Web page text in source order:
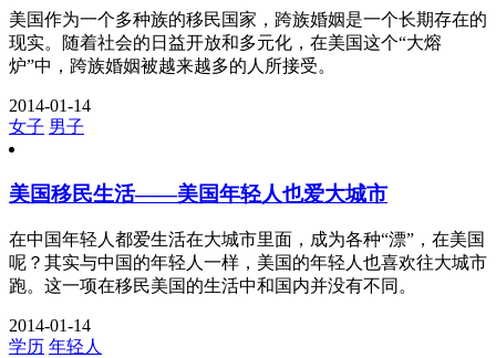
美国作为一个多种族的移民国家，跨族婚姻是一个长期存在的
现实。随着社会的日益开放和多元化，在美国这个“大熔
炉”中，跨族婚姻被越来越多的人所接受。
2014-01-14
女子 男子
美国移民生活——美国年轻人也爱大城市
在中国年轻人都爱生活在大城市里面，成为各种“漂”，在美国
呢？其实与中国的年轻人一样，美国的年轻人也喜欢往大城市
跑。这一项在移民美国的生活中和国内并没有不同。
2014-01-14
学历 年轻人